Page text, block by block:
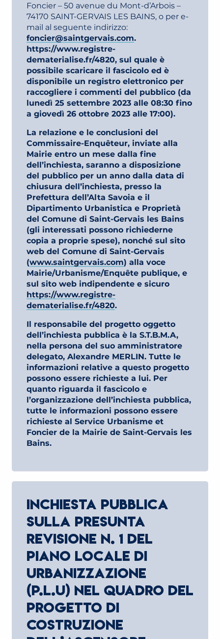
Foncier – 50 avenue du Mont-d’Arbois –
74170 SAINT-GERVAIS LES BAINS, o per e-
mail al seguente indirizzo:
foncier@saintgervais.com.
https://www.registre-
dematerialise.fr/4820, sul quale è
possibile scaricare il fascicolo ed è
disponibile un registro elettronico per
raccogliere i commenti del pubblico (da
lunedì 25 settembre 2023 alle 08:30 fino
a giovedì 26 ottobre 2023 alle 17:00).
La relazione e le conclusioni del
Commissaire-Enquêteur, inviate alla
Mairie entro un mese dalla fine
dell’inchiesta, saranno a disposizione
del pubblico per un anno dalla data di
chiusura dell’inchiesta, presso la
Prefettura dell’Alta Savoia e il
Dipartimento Urbanistica e Proprietà
del Comune di Saint-Gervais les Bains
(gli interessati possono richiederne
copia a proprie spese), nonché sul sito
web del Comune di Saint-Gervais
(www.saintgervais.com) alla voce
Mairie/Urbanisme/Enquête publique, e
sul sito web indipendente e sicuro
https://www.registre-
dematerialise.fr/4820.
Il responsabile del progetto oggetto
dell’inchiesta pubblica è la S.T.B.M.A,
nella persona del suo amministratore
delegato, Alexandre MERLIN. Tutte le
informazioni relative a questo progetto
possono essere richieste a lui. Per
quanto riguarda il fascicolo e
l’organizzazione dell’inchiesta pubblica,
tutte le informazioni possono essere
richieste al Service Urbanisme et
Foncier de la Mairie de Saint-Gervais les
Bains.
INCHIESTA PUBBLICA
SULLA PRESUNTA
REVISIONE N. 1 DEL
PIANO LOCALE DI
URBANIZZAZIONE
(P.L.U) NEL QUADRO DEL
PROGETTO DI
COSTRUZIONE